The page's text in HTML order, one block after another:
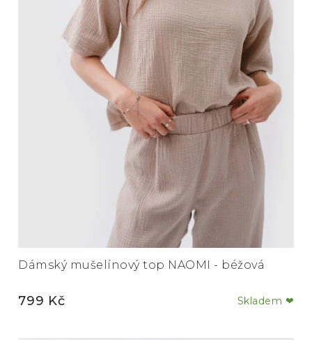
Dámský mušelínový top NAOMI - béžová
Skladem ❤
799 Kč